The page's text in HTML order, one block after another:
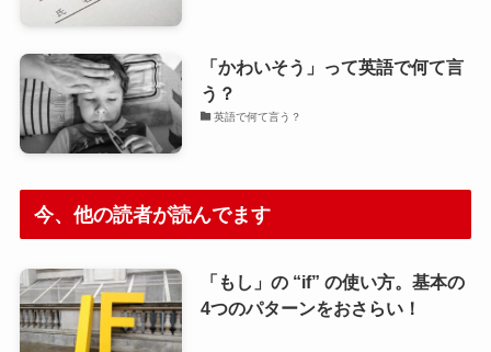
「かわいそう」って英語で何て言
う？
英語で何て言う？
今、他の読者が読んでます
「もし」の “if” の使い方。基本の
4つのパターンをおさらい！